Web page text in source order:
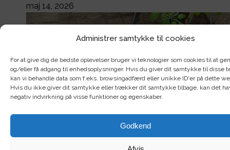
Administrer samtykke til cookies
For at give dig de bedste oplevelser bruger vi teknologier som cookies til at
og/eller få adgang til enhedsoplysninger. Hvis du giver dit samtykke til disse
kan vi behandle data som f.eks. browsingadfærd eller unikke ID'er på dette
Hvis du ikke giver dit samtykke eller trækker dit samtykke tilbage, kan det
negativ indvirkning på visse funktioner og egenskaber.
Godkend
maj 14, 2026